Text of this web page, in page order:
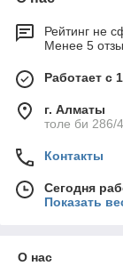
Рейтинг не
Менее 5
Работает с
г. Алматы
толе би 286/
Контакты
Сегодня
Показать
О нас